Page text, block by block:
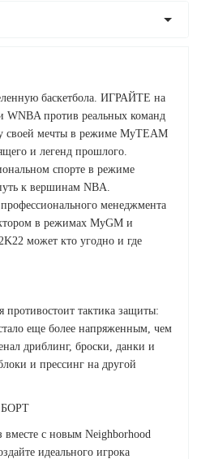
баскетбола. ИГРАЙТЕ на
WNBA против реальных команд
своей мечты в режиме MyTEAM
и легенд прошлого.
спорте в режиме
к вершинам NBA.
менеджмента
в режимах MyGM и
может кто угодно и где
противостоит тактика защиты:
еще более напряженным, чем
дриблинг, броски, данки и
и прессинг на другой
вместе с новым Neighborhood
идеального игрока